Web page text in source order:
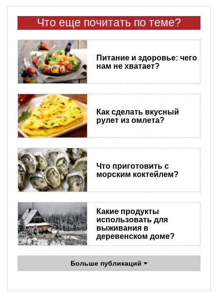
Что еще почитать по теме?
Питание и здоровье: чего
нам не хватает?
Как сделать вкусный
рулет из омлета?
Что приготовить с
морским коктейлем?
Какие продукты
использовать для
выживания в
деревенском доме?
Больше публикаций